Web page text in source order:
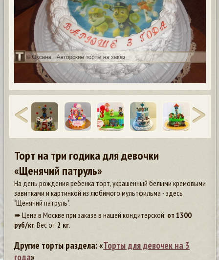
Торт на три годика для девочки
«Щенячий патруль»
На день рождения ребенка торт, украшенный белыми кремовыми
завитками и картинкой из любимого мультфильма - здесь
"Щенячий патруль".
➠ Цена в Москве при заказе в нашей кондитерской: от 1300
руб/кг. Вес от 2 кг.
Другие торты раздела: «Торты для девочек на 3
года»